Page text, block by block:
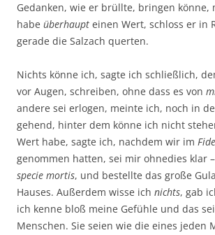
Gedanken, wie er brüllte, bringen könne,
habe überhaupt einen Wert, schloss er in
gerade die Salzach querten.
Nichts könne ich, sagte ich schließlich,
vor Augen, schreiben, ohne dass es von
andere sei erlogen, meinte ich, noch in
gehend, hinter dem könne ich nicht
Wert habe, sagte ich, nachdem wir im
genommen hatten, sei mir ohnedies klar
specie mortis, und bestellte das große
Hauses. Außerdem wisse ich nichts, gab
ich kenne bloß meine Gefühle und das
Menschen. Sie seien wie die eines jeden